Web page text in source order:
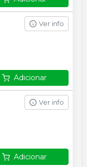
Ver info
Adicionar
Ver info
Adicionar